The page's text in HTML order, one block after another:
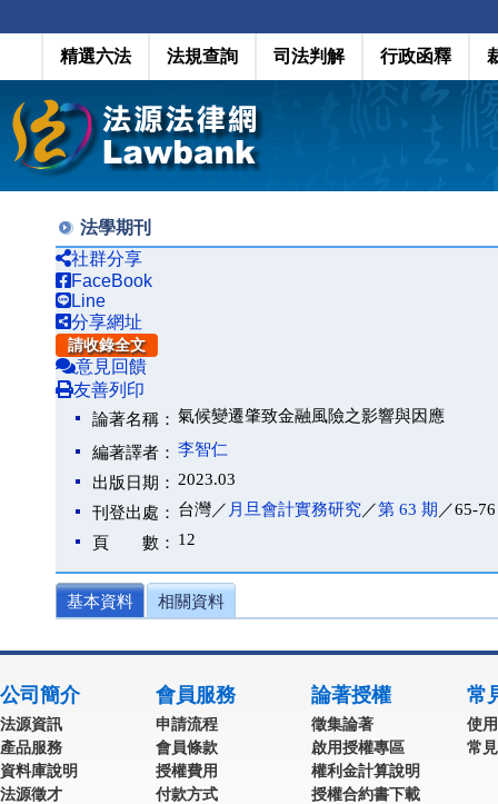
精選六法 法規查詢 司法判解 行政函釋
法學期刊
社群分享
FaceBook
Line
分享網址
請收錄全文
意見回饋
友善列印
論著名稱： 氣候變遷肇致金融風險之影響與因應
編著譯者： 李智仁
出版日期： 2023.03
刊登出處： 台灣／ 月旦會計實務研究／第 63 期 ／65-
頁 數： 12
基本資料 相關資料
公司簡介
法源資訊
產品服務
資料庫說明
法源徵才
會員服務
申請流程
會員條款
授權費用
付款方式
論著授權
徵集論著
啟用授權專區
權利金計算說明
授權合約書下載
常
使
常